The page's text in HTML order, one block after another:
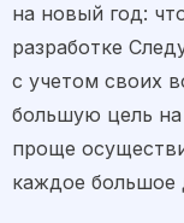
на новый год:
разработке
с учетом своих
большую цель на
проще
каждое большое